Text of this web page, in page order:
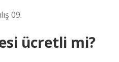
09.
ücretli mi?